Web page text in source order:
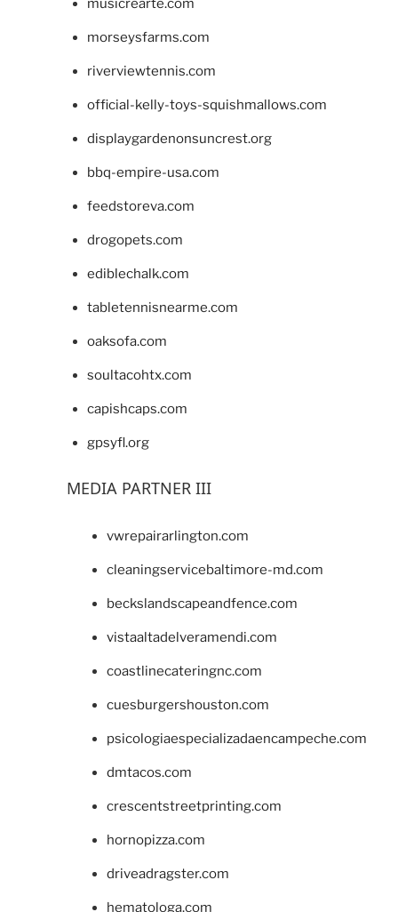
musicrearte.com
morseysfarms.com
riverviewtennis.com
official-kelly-toys-squishmallows.com
displaygardenonsuncrest.org
bbq-empire-usa.com
feedstoreva.com
drogopets.com
ediblechalk.com
tabletennisnearme.com
oaksofa.com
soultacohtx.com
capishcaps.com
gpsyfl.org
MEDIA PARTNER III
vwrepairarlington.com
cleaningservicebaltimore-md.com
beckslandscapeandfence.com
vistaaltadelveramendi.com
coastlinecateringnc.com
cuesburgershouston.com
psicologiaespecializadaencampeche.com
dmtacos.com
crescentstreetprinting.com
hornopizza.com
driveadragster.com
hematologa.com